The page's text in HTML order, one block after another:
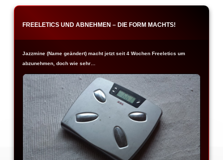
FREELETICS UND ABNEHMEN – DIE FORM MACHTS!
Jazzmine (Name geändert) macht jetzt seit 4 Wochen Freeletics um
abzunehmen, doch wie sehr…